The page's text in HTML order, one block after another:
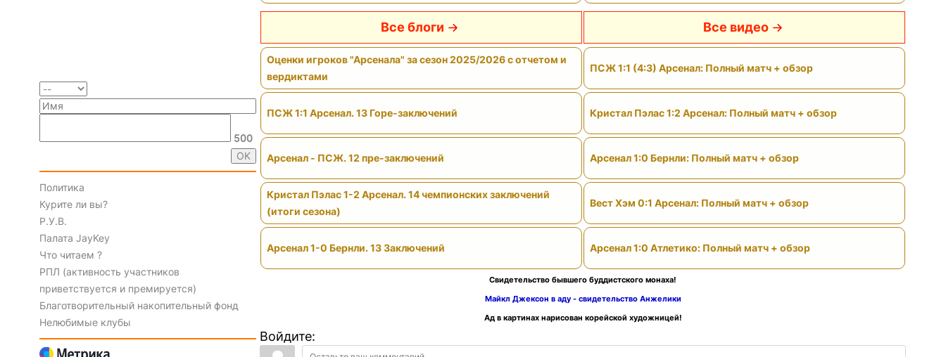
500
Политика
Курите ли вы?
Р.У.В.
Палата JayKey
Что читаем ?
РПЛ (активность участников
приветствуется и премируется)
Благотворительный накопительный фонд
Нелюбимые клубы
Все блоги
Оценки игроков "Арсенала" за сезон 2025/2026 с отчетом и
вердиктами
ПСЖ 1:1 Арсенал. 13 Горе-заключений
Арсенал - ПСЖ. 12 пре-заключений
Кристал Пэлас 1-2 Арсенал. 14 чемпионских заключений
(итоги сезона)
Арсенал 1-0 Бернли. 13 Заключений
Все видео
ПСЖ 1:1 (4:3) Арсенал: Полный матч + обзор
Кристал Пэлас 1:2 Арсенал: Полный матч + обзор
Арсенал 1:0 Бернли: Полный матч + обзор
Вест Хэм 0:1 Арсенал: Полный матч + обзор
Арсенал 1:0 Атлетико: Полный матч + обзор
Свидетельство бывшего буддистского монаха!
Майкл Джексон в аду - свидетельство Анжелики
Ад в картинах нарисован корейской художницей!
Войдите: